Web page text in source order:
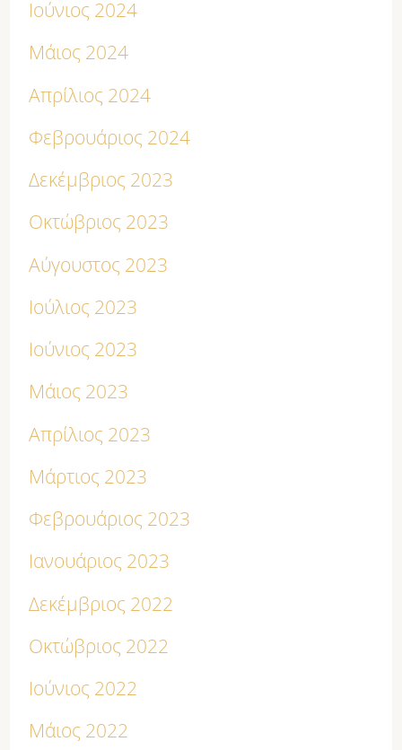
Ιούνιος 2024
Μάιος 2024
Απρίλιος 2024
Φεβρουάριος 2024
Δεκέμβριος 2023
Οκτώβριος 2023
Αύγουστος 2023
Ιούλιος 2023
Ιούνιος 2023
Μάιος 2023
Απρίλιος 2023
Μάρτιος 2023
Φεβρουάριος 2023
Ιανουάριος 2023
Δεκέμβριος 2022
Οκτώβριος 2022
Ιούνιος 2022
Μάιος 2022